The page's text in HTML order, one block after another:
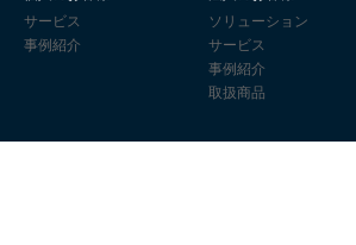
サービス
事例紹介
ソリューション
サービス
事例紹介
取扱商品